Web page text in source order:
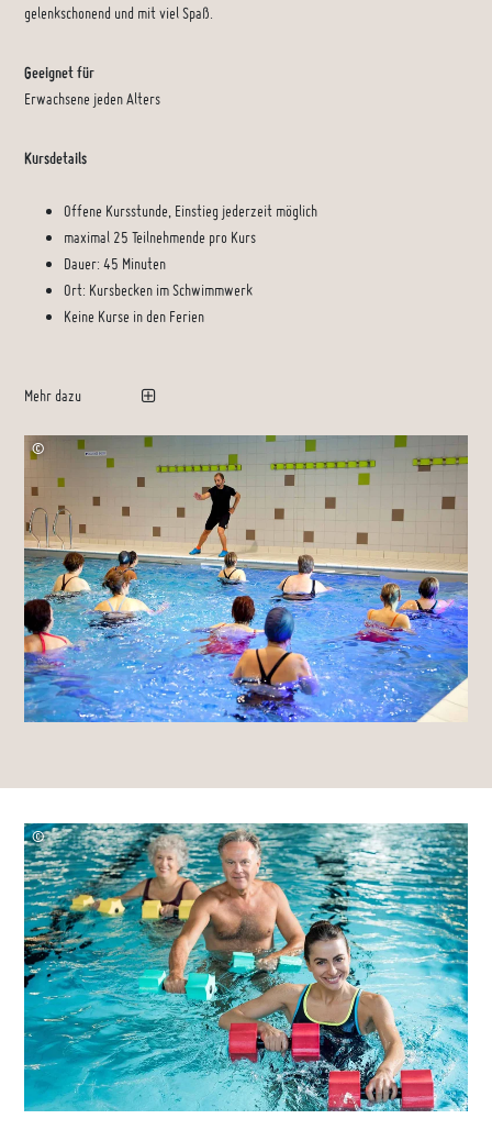
©
Fouquin
–
stock.adobe.com
gelenkschonend und mit viel Spaß.
Geeignet für
Erwachsene jeden Alters
Kursdetails
Offene Kursstunde, Einstieg jederzeit möglich
maximal 25 Teilnehmende pro Kurs
Dauer: 45 Minuten
Ort: Kursbecken im Schwimmwerk
Keine Kurse in den Ferien
Mehr dazu
©
Rido
–
stock.adobe.com